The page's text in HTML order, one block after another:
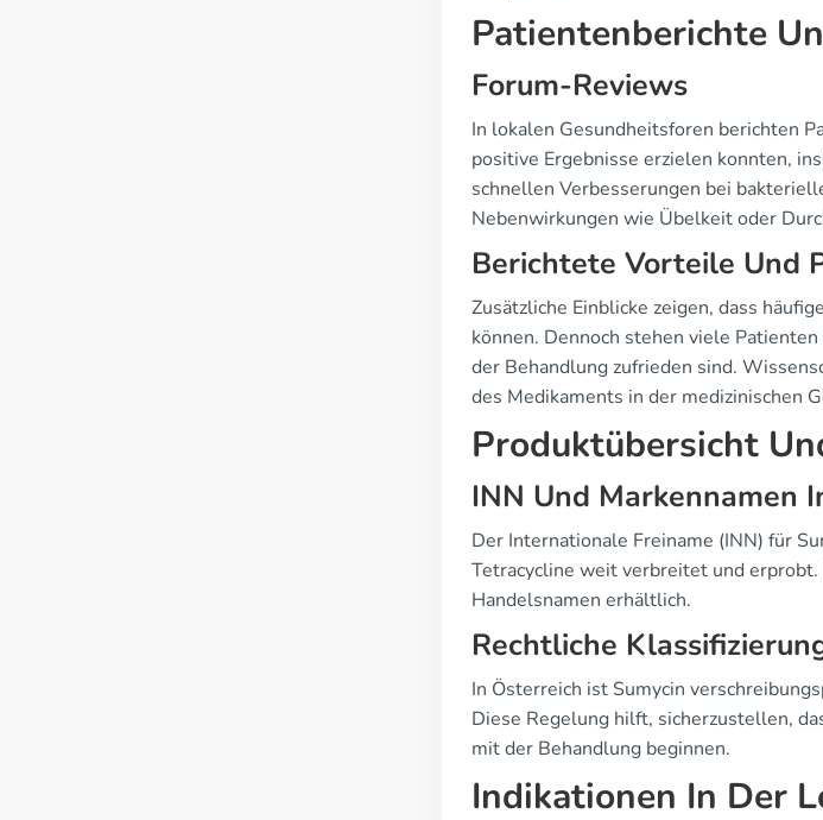
Patientenberichte
Forum-Reviews
In lokalen Gesundheitsforen berichten
positive Ergebnisse erzielen konnten,
schnellen Verbesserungen bei
Nebenwirkungen wie Übelkeit oder
Berichtete Vorteile Und
Zusätzliche Einblicke zeigen, dass
können. Dennoch stehen viele
der Behandlung zufrieden sind.
des Medikaments in der medizinischen
Produktübersicht
INN Und Markennamen
Der Internationale Freiname (INN) für
Tetracycline weit verbreitet und
Handelsnamen erhältlich.
Rechtliche
In Österreich ist Sumycin
Diese Regelung hilft, sicherzustellen,
mit der Behandlung beginnen.
Indikationen In Der